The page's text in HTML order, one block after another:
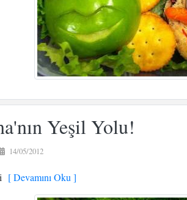
Yeşil Yolu!
14/05/2012
[ Devamını Oku ]